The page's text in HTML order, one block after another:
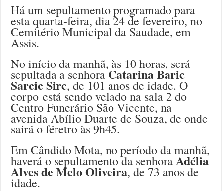
Há um sepultamento programado para
esta quarta-feira, dia 24 de fevereiro, no
Cemitério Municipal da Saudade, em
Assis.
No início da manhã, às 10 horas, será
sepultada a senhoraCatarina Baric
Sarcic Sirc, de 101 anos de idade. O
corpo está sendo velado na sala 2 do
Centro Funerário São Vicente, na
avenida Abílio Duarte de Souza, de onde
sairá o féretro às 9h45.
Em Cândido Mota, no período da manhã,
haverá o sepultamento da senhoraAdélia
Alves de Melo Oliveira, de 73 anos de
idade.